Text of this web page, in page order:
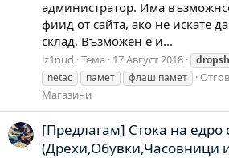
администратор. Има
фиид от сайта, ако не искате
склад. Възможен е и...
lz1nud Тема 17 Август 2018
netac
памет флаш памет
Магазини
[Предлагам] Стока на едро
(Дрехи,Обувки,Часовници